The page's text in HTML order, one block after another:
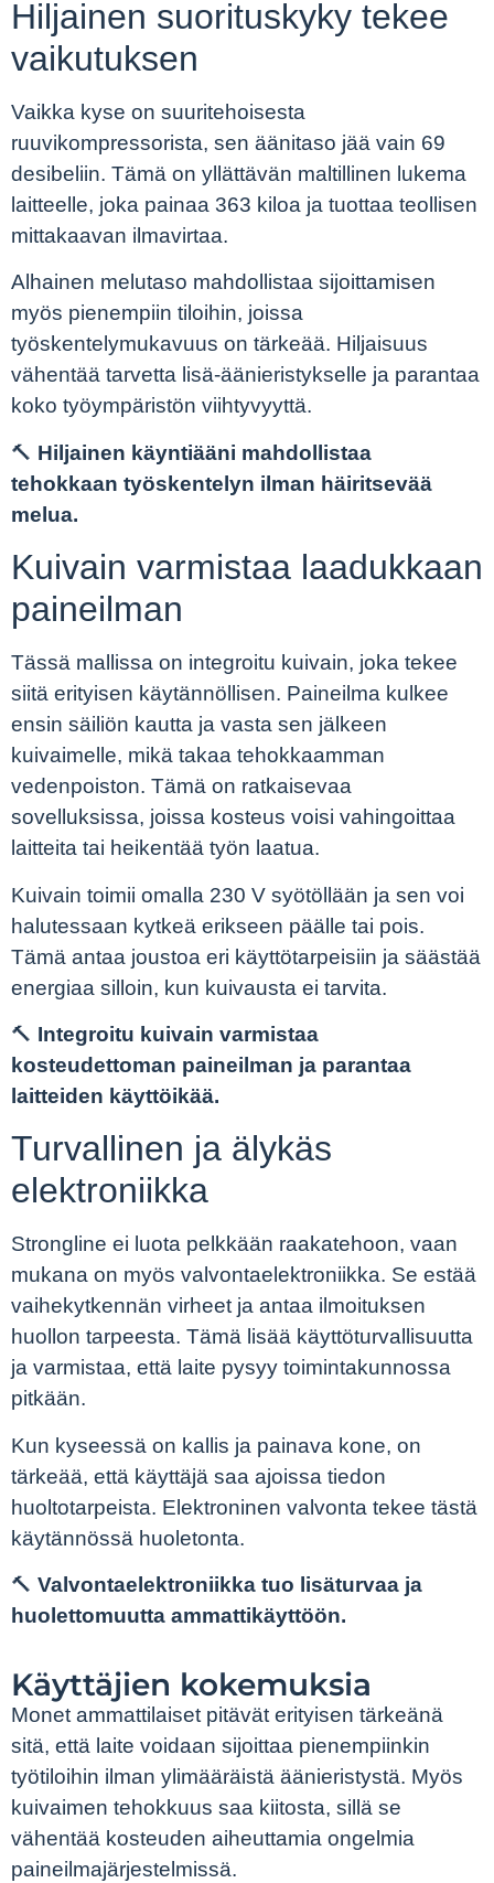
Hiljainen suorituskyky tekee
vaikutuksen
Vaikka kyse on suuritehoisesta
ruuvikompressorista, sen äänitaso jää vain 69
desibeliin. Tämä on yllättävän maltillinen lukema
laitteelle, joka painaa 363 kiloa ja tuottaa teollisen
mittakaavan ilmavirtaa.
Alhainen melutaso mahdollistaa sijoittamisen
myös pienempiin tiloihin, joissa
työskentelymukavuus on tärkeää. Hiljaisuus
vähentää tarvetta lisä-äänieristykselle ja parantaa
koko työympäristön viihtyvyyttä.
🔨 Hiljainen käyntiääni mahdollistaa
tehokkaan työskentelyn ilman häiritsevää
melua.
Kuivain varmistaa laadukkaan
paineilman
Tässä mallissa on integroitu kuivain, joka tekee
siitä erityisen käytännöllisen. Paineilma kulkee
ensin säiliön kautta ja vasta sen jälkeen
kuivaimelle, mikä takaa tehokkaamman
vedenpoiston. Tämä on ratkaisevaa
sovelluksissa, joissa kosteus voisi vahingoittaa
laitteita tai heikentää työn laatua.
Kuivain toimii omalla 230 V syötöllään ja sen voi
halutessaan kytkeä erikseen päälle tai pois.
Tämä antaa joustoa eri käyttötarpeisiin ja säästää
energiaa silloin, kun kuivausta ei tarvita.
🔨 Integroitu kuivain varmistaa
kosteudettoman paineilman ja parantaa
laitteiden käyttöikää.
Turvallinen ja älykäs
elektroniikka
Strongline ei luota pelkkään raakatehoon, vaan
mukana on myös valvontaelektroniikka. Se estää
vaihekytkennän virheet ja antaa ilmoituksen
huollon tarpeesta. Tämä lisää käyttöturvallisuutta
ja varmistaa, että laite pysyy toimintakunnossa
pitkään.
Kun kyseessä on kallis ja painava kone, on
tärkeää, että käyttäjä saa ajoissa tiedon
huoltotarpeista. Elektroninen valvonta tekee tästä
käytännössä huoletonta.
🔨 Valvontaelektroniikka tuo lisäturvaa ja
huolettomuutta ammattikäyttöön.
Käyttäjien kokemuksia
Monet ammattilaiset pitävät erityisen tärkeänä
sitä, että laite voidaan sijoittaa pienempiinkin
työtiloihin ilman ylimääräistä äänieristystä. Myös
kuivaimen tehokkuus saa kiitosta, sillä se
vähentää kosteuden aiheuttamia ongelmia
paineilmajärjestelmissä.